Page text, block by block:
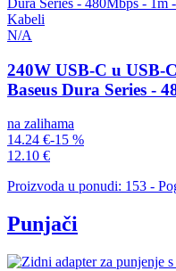
Kabeli
N/A
240W USB-C u USB-
Baseus Dura Series -
na zalihama
14.24 €-15 %
12.10 €
Proizvoda u ponudi: 153 -
Punjači